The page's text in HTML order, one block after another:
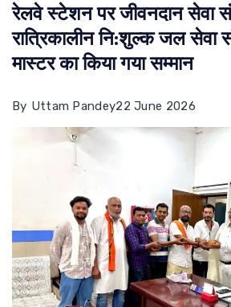
रेलवे स्टेशन पर जीवनदान सेवा
रात्रिकालीन नि:शुल्क जल सेवा
मास्टर का किया गया सम्मान
By Uttam Pandey22 June 2026